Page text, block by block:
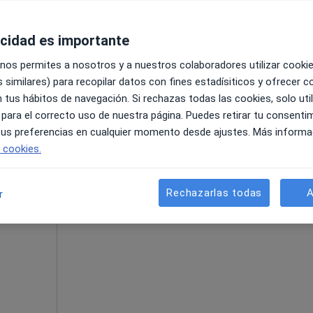
90 €
La reserva de cita online no está
Pedir una cita
es importante
permites a nosotros y a nuestros colaboradores utilizar
similares) para recopilar datos con fines estadísiticos y ofrecer
tus hábitos de navegación. Si rechazas todas las cookies, solo
el correcto uso de nuestra página. Puedes retirar tu
preferencias en cualquier momento desde ajustes. Más
Rechazarlas todas